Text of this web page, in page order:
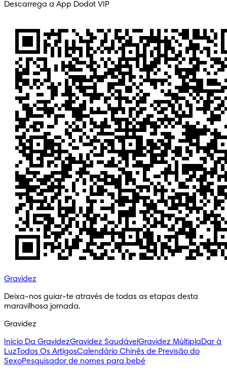
Descarrega a App Dodot VIP
Gravidez
Deixa-nos guiar-te através de todas as etapas desta
maravilhosa jornada.
Gravidez
Início Da GravidezGravidez SaudávelGravidez MúltiplaDar à
LuzTodos Os ArtigosCalendário Chinês de Previsão do
SexoPesquisador de nomes para bebé